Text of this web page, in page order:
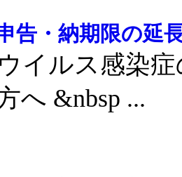
告・納期限の延
イルス感染
へ &nbsp ...